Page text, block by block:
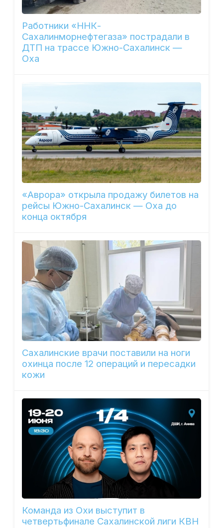
Работники «ННК-
Сахалинморнефтегаза» пострадали в
ДТП на трассе Южно-Сахалинск —
Оха
«Аврора» открыла продажу билетов на
рейсы Южно-Сахалинск — Оха до
конца октября
Сахалинские врачи поставили на ноги
охинца после 12 операций и пересадки
кожи
Команда из Охи выступит в
четвертьфинале Сахалинской лиги КВН